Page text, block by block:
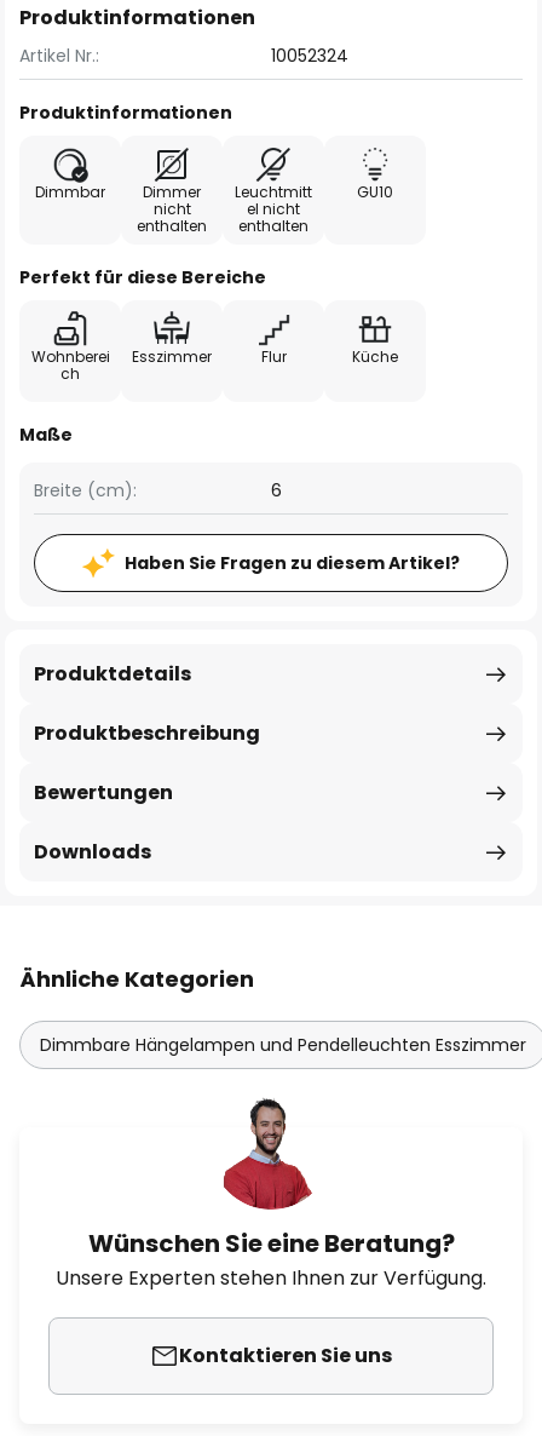
Produktinformationen
Artikel Nr.: 10052324
Produktinformationen
Dimmbar
Dimmer
nicht
enthalten
Leuchtmitt
el nicht
enthalten
GU10
Perfekt für diese Bereiche
Wohnberei
ch
Esszimmer Flur Küche
Maße
Breite (cm): 6
Haben Sie Fragen zu diesem Artikel?
Produktbeschreibung
Produktdetails
Bewertungen
Downloads
Ähnliche Kategorien
Dimmbare Hängelampen und Pendelleuchten Esszimmer
Wünschen Sie eine Beratung?
Unsere Experten stehen Ihnen zur Verfügung.
Kontaktieren Sie uns